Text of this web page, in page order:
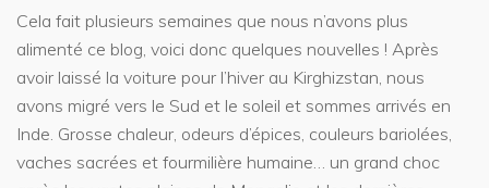
Cela fait plusieurs semaines que nous n’avons plus
alimenté ce blog, voici donc quelques nouvelles ! Après
avoir laissé la voiture pour l’hiver au Kirghizstan, nous
avons migré vers le Sud et le soleil et sommes arrivés en
Inde. Grosse chaleur, odeurs d’épices, couleurs bariolées,
vaches sacrées et fourmilière humaine… un grand choc